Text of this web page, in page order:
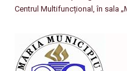
Centrul Multifuncțional, în sala